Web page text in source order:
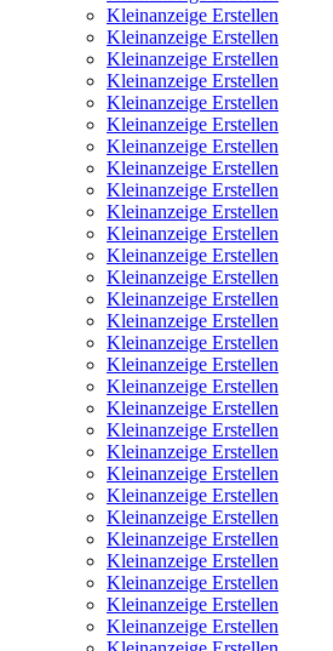
Kleinanzeige Erstellen
Kleinanzeige Erstellen
Kleinanzeige Erstellen
Kleinanzeige Erstellen
Kleinanzeige Erstellen
Kleinanzeige Erstellen
Kleinanzeige Erstellen
Kleinanzeige Erstellen
Kleinanzeige Erstellen
Kleinanzeige Erstellen
Kleinanzeige Erstellen
Kleinanzeige Erstellen
Kleinanzeige Erstellen
Kleinanzeige Erstellen
Kleinanzeige Erstellen
Kleinanzeige Erstellen
Kleinanzeige Erstellen
Kleinanzeige Erstellen
Kleinanzeige Erstellen
Kleinanzeige Erstellen
Kleinanzeige Erstellen
Kleinanzeige Erstellen
Kleinanzeige Erstellen
Kleinanzeige Erstellen
Kleinanzeige Erstellen
Kleinanzeige Erstellen
Kleinanzeige Erstellen
Kleinanzeige Erstellen
Kleinanzeige Erstellen